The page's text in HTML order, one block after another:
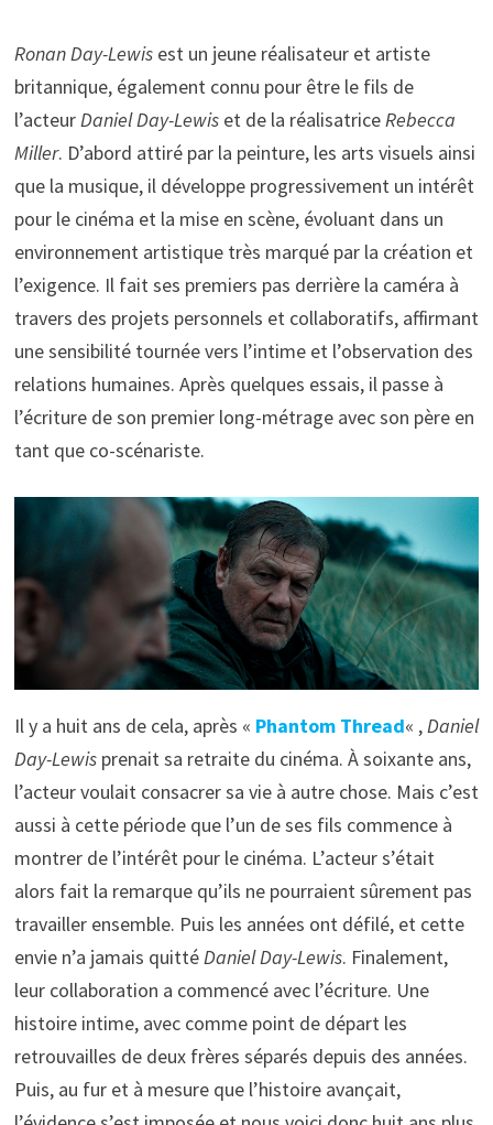
Ronan Day-Lewisest un jeune réalisateur et artiste
britannique, également connu pour être le fils de
l’acteur Daniel Day-Lewiset de la réalisatrice Rebecca
Miller. D’abord attiré par la peinture, les arts visuels ainsi
que la musique, il développe progressivement un intérêt
pour le cinéma et la mise en scène, évoluant dans un
environnement artistique très marqué par la création et
l’exigence. Il fait ses premiers pas derrière la caméra à
travers des projets personnels et collaboratifs, affirmant
une sensibilité tournée vers l’intime et l’observation des
relations humaines. Après quelques essais, il passe à
l’écriture de son premier long-métrage avec son père en
tant que co-scénariste.
Il y a huit ans de cela, après « Phantom Thread« , Daniel
Day-Lewisprenait sa retraite du cinéma. À soixante ans,
l’acteur voulait consacrer sa vie à autre chose. Mais c’est
aussi à cette période que l’un de ses fils commence à
montrer de l’intérêt pour le cinéma. L’acteur s’était
alors fait la remarque qu’ils ne pourraient sûrement pas
travailler ensemble. Puis les années ont défilé, et cette
envie n’a jamais quitté Daniel Day-Lewis. Finalement,
leur collaboration a commencé avec l’écriture. Une
histoire intime, avec comme point de départ les
retrouvailles de deux frères séparés depuis des années.
Puis, au fur et à mesure que l’histoire avançait,